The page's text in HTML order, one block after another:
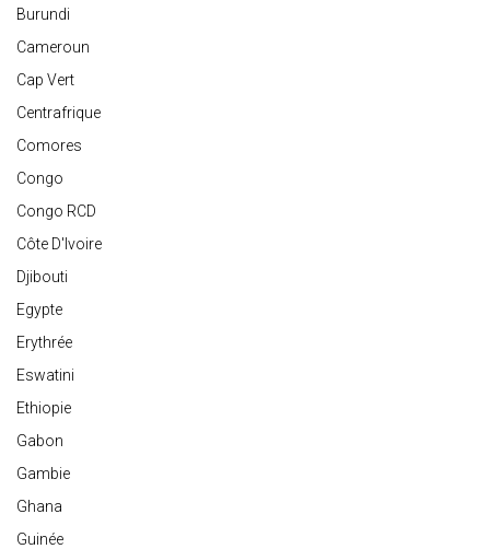
Burundi
Cameroun
Cap Vert
Centrafrique
Comores
Congo
Congo RCD
Côte D'Ivoire
Djibouti
Egypte
Erythrée
Eswatini
Ethiopie
Gabon
Gambie
Ghana
Guinée